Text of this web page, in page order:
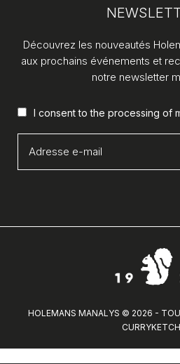
Découvrez les nouveautés
aux prochains événements et
notre newsletter
I consent to the processing of
HOLEMANS MANALYS © 2026 -